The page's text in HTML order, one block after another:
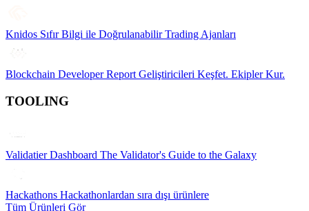
Knidos Sıfır Bilgi ile Doğrulanabilir Trading Ajanları
Blockchain Developer Report Geliştiricileri Keşfet. Ekipler Kur.
TOOLING
Validatier Dashboard The Validator's Guide to the Galaxy
Hackathons Hackathonlardan sıra dışı ürünlere
Tüm Ürünleri Gör